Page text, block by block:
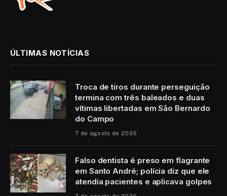
ÚLTIMAS NOTÍCIAS
Troca de tiros durante perseguição
termina com três baleados e duas
vítimas libertadas em São Bernardo
do Campo
7 de agosto de 2026
Falso dentista é preso em flagrante
em Santo André; polícia diz que ele
atendia pacientes e aplicava golpes